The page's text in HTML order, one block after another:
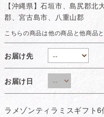
【沖縄県】石垣市、島尻郡
郡、宮古島市、八重山郡
お届け先
お届け日
ラメゾンティラミスギフト6